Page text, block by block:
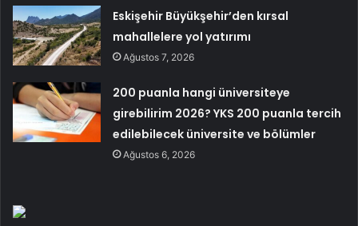
Eskişehir Büyükşehir’den kırsal
mahallelere yol yatırımı
Ağustos 7, 2026
200 puanla hangi üniversiteye
girebilirim 2026? YKS 200 puanla tercih
edilebilecek üniversite ve bölümler
Ağustos 6, 2026